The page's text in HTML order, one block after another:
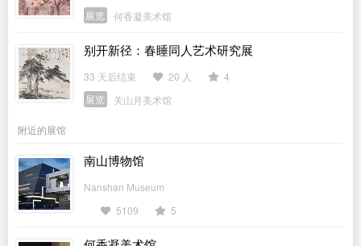
展览
何香凝美术馆
别开新径：春睡同人艺术研究展
33 天后结束 20 人
4
展览
关山月美术馆
附近的展馆
南山博物馆
Nanshan Museum
5109
5